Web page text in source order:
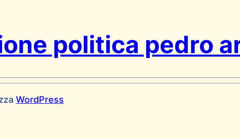
politica pedro
WordPress